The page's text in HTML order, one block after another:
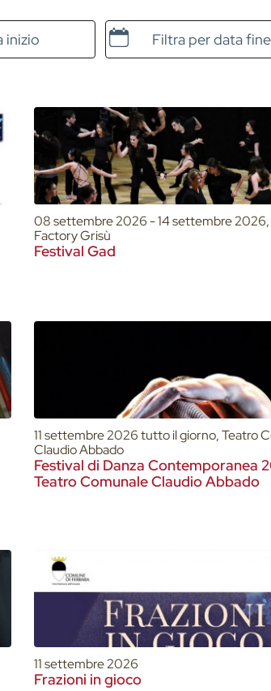
Data e ora di fine
08 settembre 2026 - 14 settembre
Factory Grisù
Festival Gad
11 settembre 2026 tutto il giorno, Teatro
Claudio Abbado
Festival di Danza Contemporanea
Teatro Comunale Claudio Abbado
11 settembre 2026
Frazioni in gioco